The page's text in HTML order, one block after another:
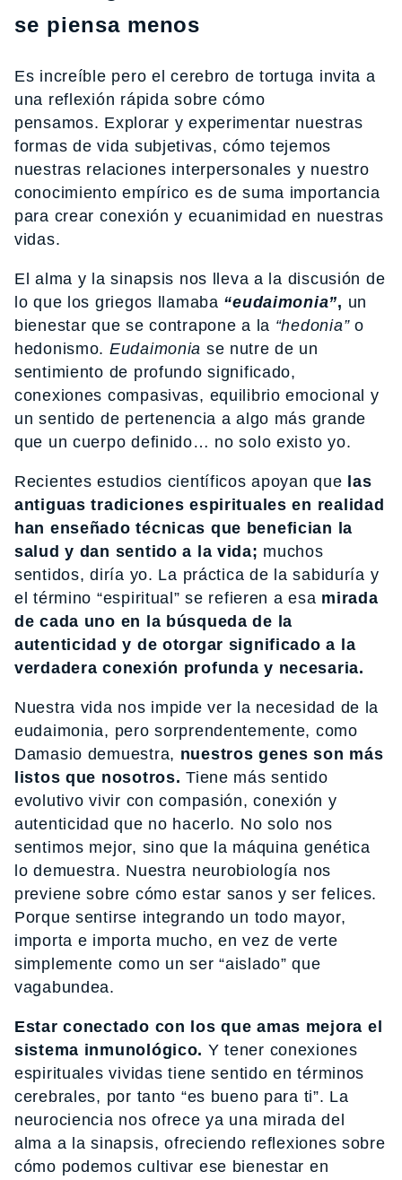
se piensa menos
Es increíble pero el cerebro de tortuga invita a
una reflexión rápida sobre cómo
pensamos. Explorar y experimentar nuestras
formas de vida subjetivas, cómo tejemos
nuestras relaciones interpersonales y nuestro
conocimiento empírico es de suma importancia
para crear conexión y ecuanimidad en nuestras
vidas.
El alma y la sinapsis nos lleva a la discusión de
lo que los griegos llamaba “eudaimonia”, un
bienestar que se contrapone a la “hedonia”o
hedonismo. Eudaimonia se nutre de un
sentimiento de profundo significado,
conexiones compasivas, equilibrio emocional y
un sentido de pertenencia a algo más grande
que un cuerpo definido… no solo existo yo.
Recientes estudios científicos apoyan que las
antiguas tradiciones espirituales en realidad
han enseñado técnicas que benefician la
salud y dan sentido a la vida; muchos
sentidos, diría yo. La práctica de la sabiduría y
el término “espiritual” se refieren a esa mirada
de cada uno en la búsqueda de la
autenticidad y de otorgar significado a la
verdadera conexión profunda y necesaria.
Nuestra vida nos impide ver la necesidad de la
eudaimonia, pero sorprendentemente, como
Damasio demuestra, nuestros genes son más
listos que nosotros. Tiene más sentido
evolutivo vivir con compasión, conexión y
autenticidad que no hacerlo. No solo nos
sentimos mejor, sino que la máquina genética
lo demuestra. Nuestra neurobiología nos
previene sobre cómo estar sanos y ser felices.
Porque sentirse integrando un todo mayor,
importa e importa mucho, en vez de verte
simplemente como un ser “aislado” que
vagabundea.
Estar conectado con los que amas mejora el
sistema inmunológico. Y tener conexiones
espirituales vividas tiene sentido en términos
cerebrales, por tanto “es bueno para ti”. La
neurociencia nos ofrece ya una mirada del
alma a la sinapsis, ofreciendo reflexiones sobre
cómo podemos cultivar ese bienestar en